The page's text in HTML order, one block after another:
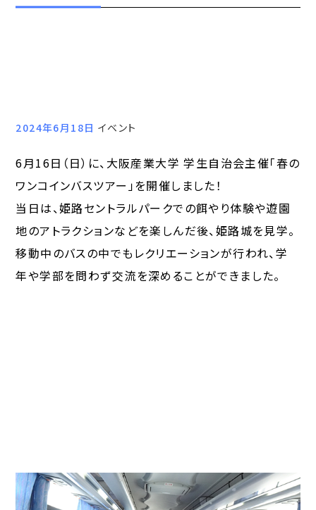
2024年6月18日 イベント
6月16日（日）に、大阪産業大学 学生自治会主催「春の
ワンコインバスツアー」を開催しました！
当日は、姫路セントラルパークでの餌やり体験や遊園
地のアトラクションなどを楽しんだ後、姫路城を見学。
移動中のバスの中でもレクリエーションが行われ、学
年や学部を問わず交流を深めることができました。